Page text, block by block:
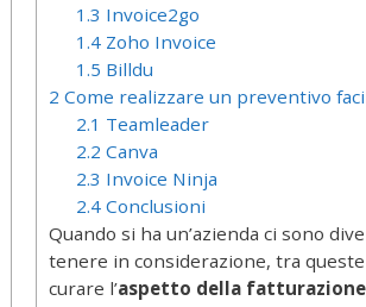
1.3 Invoice2go
1.4 Zoho Invoice
1.5 Billdu
2 Come realizzare un preventivo
2.1 Teamleader
2.2 Canva
2.3 Invoice Ninja
2.4 Conclusioni
Quando si ha un’azienda ci sono
tenere in considerazione, tra queste
curare l’aspetto della